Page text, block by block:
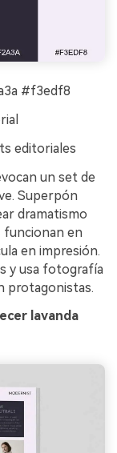
#f3edf8
editoriales
un set de
Superpón
dramatismo
funcionan en
en impresión.
y usa fotografía
protagonistas.
lavanda